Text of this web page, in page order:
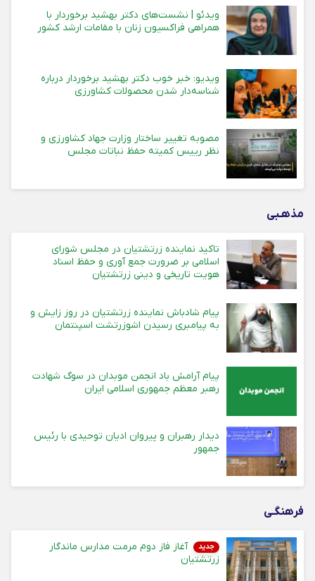
ویدئو | نشست‌های دکتر بهشید برخوردار با
همراهی فراکسیون زنان با مقامات ارشد کشور
ویدیو: خبر خوب دکتر بهشید برخوردار درباره
شناسه‌دار شدن محصولات کشاورزی
مصوبه تغییر ساختار وزارت جهاد کشاورزی و
نظر رییس کمیته حفظ نباتات مجلس
مذهـبی
تاکید نماینده زرتشتیان در مجلس شورای
اسلامی بر ضرورت جمع آوری و حفظ اسناد
هویت تاریخی و دینی زرتشتیان
پیام شادباش نماینده زرتشتیان در روز زایش و
به پیامبری رسیدن اشوزرتشت اسپنتمان
پیام آرامش باد انجمن موبدان در سوگ شهادت
رهبر معظم جمهوری اسلامی ایران
دیدار رهبران و پیروان ادیان توحیدی با رئیس
جمهور
فرهنگـی
جدید
آغاز فاز دوم مرمت مدارس ماندگار
زرتشتیان